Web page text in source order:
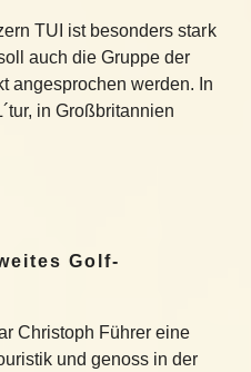
TUI ist besonders stark
auch die Gruppe der
angesprochen werden. In
in Großbritannien
Golf-
Christoph Führer eine
und genoss in der